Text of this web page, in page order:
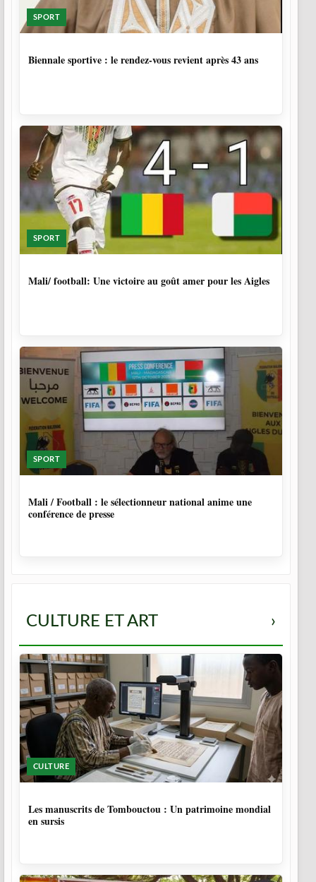
SPORT
Biennale sportive : le rendez-vous revient après 43 ans
SPORT
Mali/ football: Une victoire au goût amer pour les Aigles
SPORT
Mali / Football : le sélectionneur national anime une
conférence de presse
CULTURE ET ART ›
CULTURE
Les manuscrits de Tombouctou : Un patrimoine mondial
en sursis